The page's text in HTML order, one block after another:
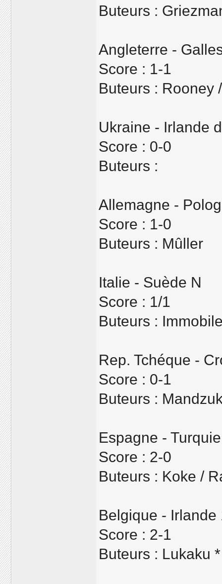
Buteurs :
Angleterre -
Score : 1-1
Buteurs : Rooney
Ukraine - Irlande
Score : 0-0
Buteurs :
Allemagne -
Score : 1-0
Buteurs : Mûller
Italie - Suède N
Score : 1/1
Buteurs :
Rep. Tchéque -
Score : 0-1
Buteurs :
Espagne -
Score : 2-0
Buteurs : Koke /
Belgique - Irlande
Score : 2-1
Buteurs : Lukaku